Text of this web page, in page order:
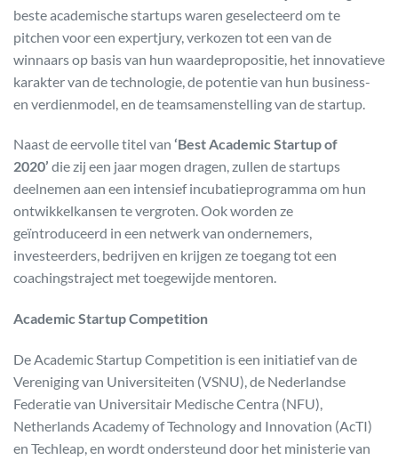
beste academische startups waren geselecteerd om te
pitchen voor een expertjury, verkozen tot een van de
winnaars op basis van hun waardepropositie, het innovatieve
karakter van de technologie, de potentie van hun business-
en verdienmodel, en de teamsamenstelling van de startup.
Naast de eervolle titel van ‘Best Academic Startup of
2020’ die zij een jaar mogen dragen, zullen de startups
deelnemen aan een intensief incubatieprogramma om hun
ontwikkelkansen te vergroten. Ook worden ze
geïntroduceerd in een netwerk van ondernemers,
investeerders, bedrijven en krijgen ze toegang tot een
coachingstraject met toegewijde mentoren.
Academic Startup Competition
De Academic Startup Competition is een initiatief van de
Vereniging van Universiteiten (VSNU), de Nederlandse
Federatie van Universitair Medische Centra (NFU),
Netherlands Academy of Technology and Innovation (AcTI)
en Techleap, en wordt ondersteund door het ministerie van